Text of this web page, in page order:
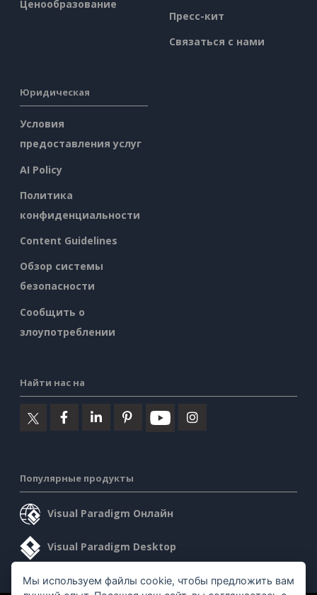
Ценообразование
Пресс-кит
Связаться с нами
Юридическая
Условия
предоставления услуг
AI Policy
Политика
конфиденциальности
Content Guidelines
Обзор системы
безопасности
Сообщить о
злоупотреблении
Найти нас на
Популярные продукты
Visual Paradigm Онлайн
Visual Paradigm Desktop
Мы используем файлы cookie, чтобы предложить вам